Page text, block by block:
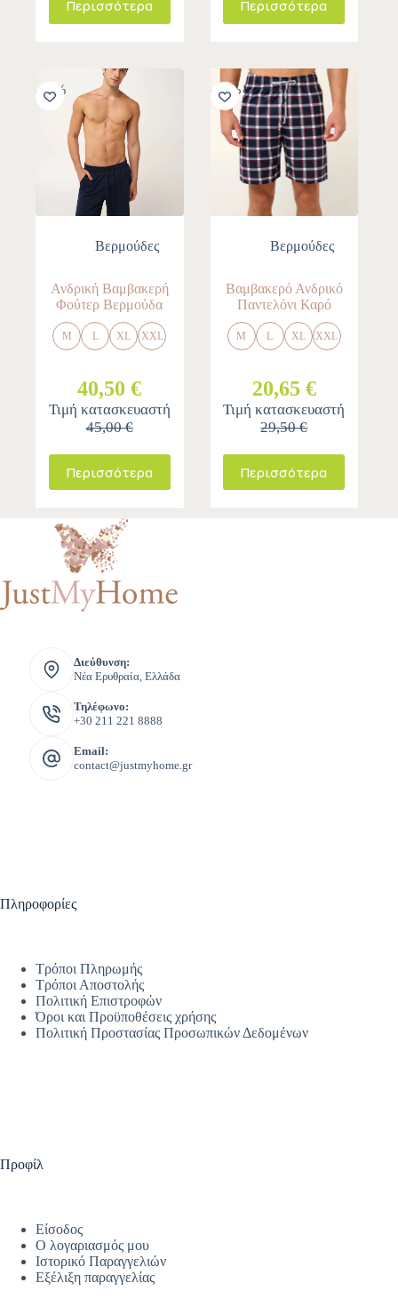
Περισσότερα Περισσότερα
-10%
Βερμούδες
Ανδρική Βαμβακερή
Φούτερ Βερμούδα
M L XL XXL
40,50 €
Τιμή κατασκευαστή
45,00 €
Περισσότερα
-30%
Βερμούδες
Βαμβακερό Ανδρικό
Παντελόνι Καρό
M L XL XXL
20,65 €
Τιμή κατασκευαστή
29,50 €
Περισσότερα
Διεύθυνση:
Νέα Ερυθραία, Ελλάδα
Τηλέφωνο:
+30 211 221 8888
Email:
contact@justmyhome.gr
Πληροφορίες
Τρόποι Πληρωμής
Τρόποι Αποστολής
Πολιτική Επιστροφών
Όροι και Προϋποθέσεις χρήσης
Πολιτική Προστασίας Προσωπικών Δεδομένων
Προφίλ
Είσοδος
Ο λογαριασμός μου
Ιστορικό Παραγγελιών
Εξέλιξη παραγγελίας